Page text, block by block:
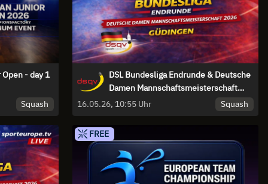
- day 1
Squash
DSL Bundesliga Endrunde & Deutsche
Damen Mannschaftsmeisterschaft
2026
16.05.26, 10:55 Uhr Squash
FREE